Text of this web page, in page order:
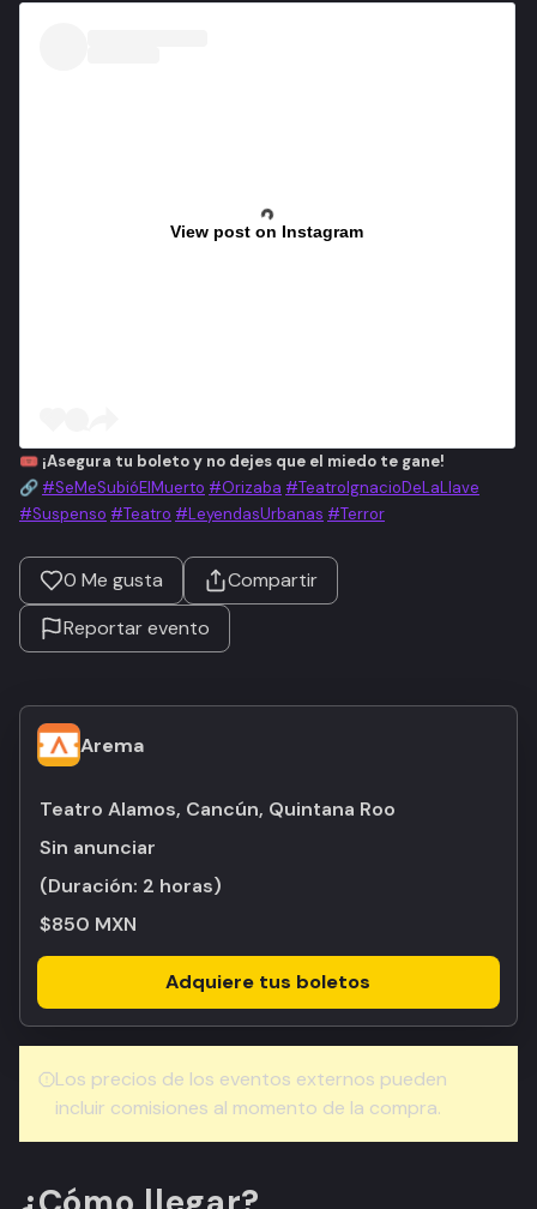
View post on Instagram
🎟 ¡Asegura tu boleto y no dejes que el miedo te gane!
🔗 #SeMeSubióElMuerto #Orizaba #TeatroIgnacioDeLaLlave
#Suspenso #Teatro #LeyendasUrbanas #Terror
0 Me gusta
Compartir
Reportar evento
Arema
Teatro Alamos, Cancún, Quintana Roo
Sin anunciar
(Duración: 2 horas)
$850 MXN
Adquiere tus boletos
Los precios de los eventos externos pueden
incluir comisiones al momento de la compra.